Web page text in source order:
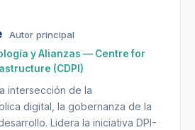
Autor principal
y Alianzas — Centre for
(CDPI)
intersección de la
digital, la gobernanza de la
Lidera la iniciativa DPI-